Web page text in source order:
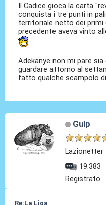
Il Cadice gioca la carta
conquista i tre punti in
territoriale netto dei primi
precedente aveva vinto
Adekanye non mi pare
guardare attorno al
fatto qualche scampolo
Gulp
Lazionetter
19.383
Registrato
Re:La Liga